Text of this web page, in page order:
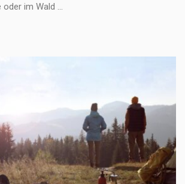
im Wald ...